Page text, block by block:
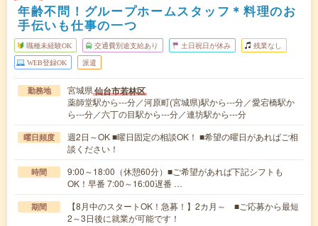
年齢不問！グループホームスタッフ＊料理のお
手伝いも仕事の一つ
職種未経験OK 交通費別途支給あり 土日祝日が休み 残業なし
WEB登録OK 派遣
勤務地 宮城県仙台市若林区
薬師堂駅から---分／河原町(宮城県)駅から---分／愛宕橋駅か
ら---分／六丁の目駅から---分／連坊駅から---分
曜日頻度
週2日～OK ■曜日固定の相談OK！ ■希望の曜日があればご相
談ください！
時間
9:00～18:00（休憩60分）■ご希望があれば下記シフトも
OK！早番 7:00～16:00遅番 …
期間
【8月中のスタートOK！急募！】2カ月～ ■ご応募から最短
2～3日後に就業が可能です！